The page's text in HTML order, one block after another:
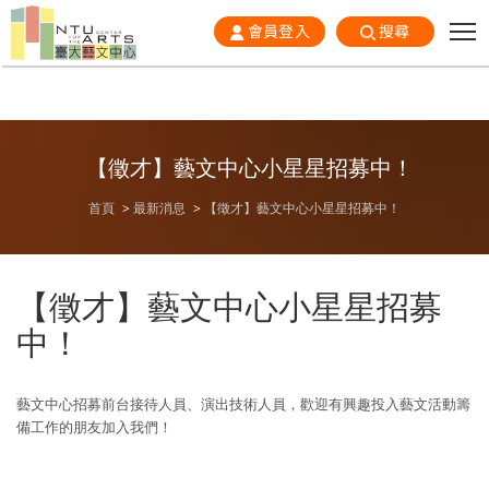
會員登入 搜尋
【徵才】藝文中心小星星招募中！
首頁 最新消息 【徵才】藝文中心小星星招募中！
【徵才】藝文中心小星星招募
中！
藝文中心招募前台接待人員、演出技術人員，歡迎有興趣投入藝文活動籌
備工作的朋友加入我們！